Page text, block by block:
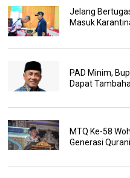
Jelang
Masuk
PAD Minim,
Dapat
MTQ Ke-58
Generasi